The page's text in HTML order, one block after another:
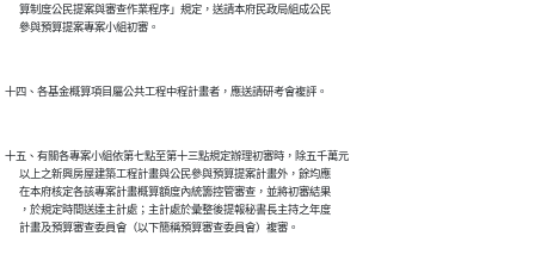
      算制度公民提案與審查作業程序」規定，送請本府民政局組成公民
十五、有關各專案小組依第七點至第十三點規定辦理初審時，除五千萬元
      以上之新興房屋建築工程計畫與公民參與預算提案計畫外，餘均應
      在本府核定各該專案計畫概算額度內統籌控管審查，並將初審結果
      ，於規定時間送達主計處；主計處於彙整後提報秘書長主持之年度